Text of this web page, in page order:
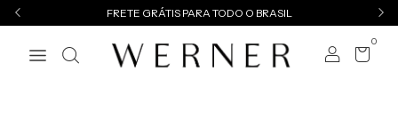
FRETE GRÁTIS PARA TODO O BRASIL
0